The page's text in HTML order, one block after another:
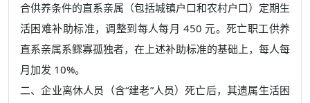
合供养条件的直系亲属（包括城镇户口和农村户口）定期生
活困难补助标准，调整到每人每月 450 元。死亡职工供养
直系亲属系鳏寡孤独者，在上述补助标准的基础上，每人每
月加发 10%。
二、企业离休人员（含“建老”人员）死亡后，其遗属生活困